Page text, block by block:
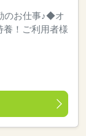
のお仕事♪◆オ
！ご利用者様